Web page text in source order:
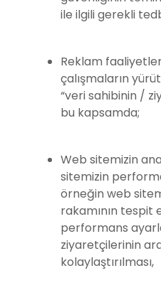
ile ilgili gerekli
Reklam
çalışmaların
“veri sahibinin /
bu kapsamda;
Web sitemizin
sitemizin
örneğin web
rakamının tespit
performans
ziyaretçilerinin
kolaylaştırılması,